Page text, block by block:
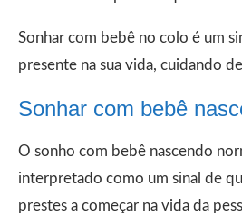
Sonhar com bebê no colo é um
presente na sua vida, cuidando
Sonhar com bebê
O sonho com bebê nascendo
interpretado como um sinal de
prestes a começar na vida da